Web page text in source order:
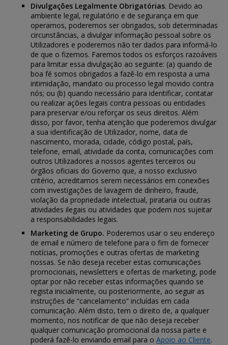
Divulgações Legalmente Obrigatórias. Devido ao
ambiente legal, regulatório e de segurança em que
operamos, poderemos ser obrigados, sob determinadas
circunstâncias, a divulgar informação pessoal sobre os
Utilizadores e poderemos não ter dados para informá-lo
de que o fizemos. Faremos todos os esforços razoáveis
para limitar essa divulgação ao seguinte: (a) quando de
boa fé somos obrigados a fazê-lo em resposta a uma
intimidação, mandato ou processo legal movido contra
nós; ou (b) quando necessário para identificar, contatar
ou realizar ações legais contra pessoas ou entidades
para preservar e/ou reforçar os seus direitos. Além
disso, por favor, tenha atenção que poderemos divulgar
a sua identificação de Utilizador, nome, data de
nascimento, morada, cidade, código postal, país,
telefone, email, atividade da conta, comunicações com
outros Utilizadores a nossos agentes terceiros ou
órgãos oficiais do Governo que, a nosso exclusivo
critério, acreditamos serem necessários em conexões
com investigações de lavagem de dinheiro, fraude,
violação da propriedade intelectual, pirataria ou outras
atividades ilegais ou atividades que podem nos sujeitar
a responsabilidades legais.
Marketing de Grupo. Poderemos usar o seu endereço
de email e número de telefone para o fim de fornecer
notícias, promoções e outras ofertas de marketing
nossas. Se não deseja receber estas comunicações
promocionais, newsletters e ofertas de marketing, pode
optar por não receber estas informações quando se
regista inicialmente, ou posteriormente, ao seguir as
instruções de “cancelamento” incluídas em cada
comunicação. Além disto, tem o direito de, a qualquer
momento, nos notificar de que não deseja receber
qualquer comunicação promocional da nossa parte e
poderá fazê-lo enviando email para o Apoio ao Cliente.